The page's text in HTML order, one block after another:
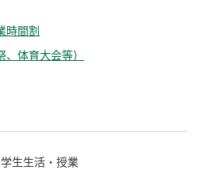
時間割
体育大会等）
学生生活・授業